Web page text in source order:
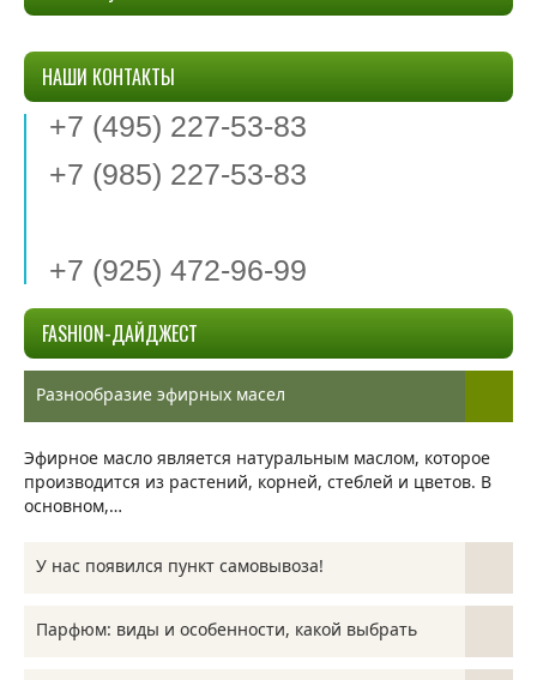
НАШИ КОНТАКТЫ
+7 (495) 227-53-83
+7 (985) 227-53-83
+7 (925) 472-96-99
FASHION-ДАЙДЖЕСТ
Разнообразие эфирных масел
Эфирное масло является натуральным маслом, которое
производится из растений, корней, стеблей и цветов. В
основном,…
У нас появился пункт самовывоза!
ПУНКТ ВЫДАЧИ НЕ РАБОТАЕТ!!! Дорогие друзья! У нас для
Парфюм: виды и особенности, какой выбрать